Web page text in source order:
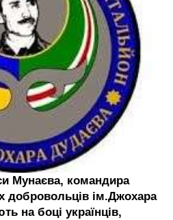
Мунаєва, командира
добровольців ім.Джохара
на боці українців,